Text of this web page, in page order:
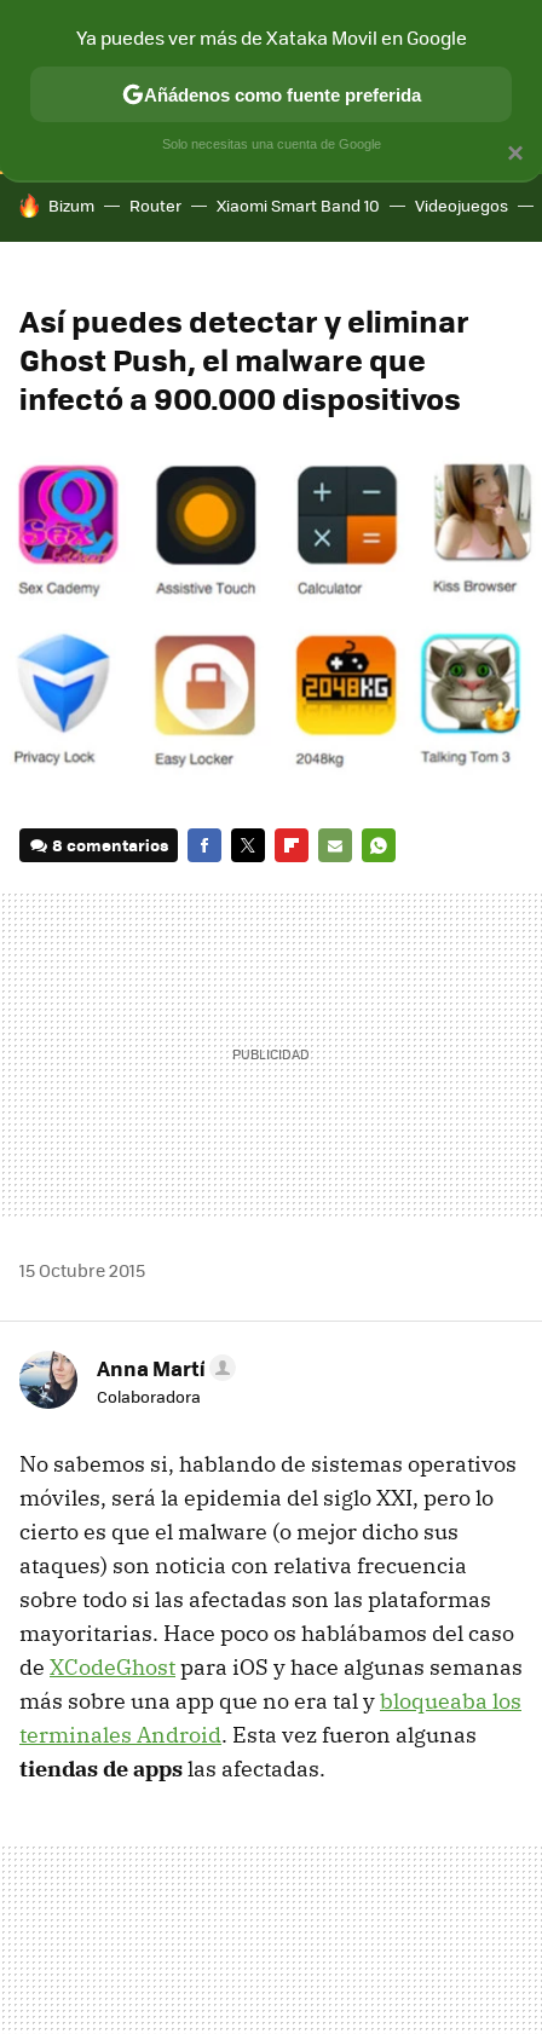
CONECTIVIDAD MÓVIL Y SOCIEDAD APLICACIONES
HOY SE HABLA DE
Bizum Router Xiaomi Smart Band 10 Videojuegos
Así puedes detectar y eliminar
Ghost Push, el malware que
infectó a 900.000 dispositivos
8 comentarios
MAIL
15 Octubre 2015
Anna Martí
Colaboradora
No sabemos si, hablando de sistemas operativos
móviles, será la epidemia del siglo XXI, pero lo
cierto es que el malware (o mejor dicho sus
ataques) son noticia con relativa frecuencia
sobre todo si las afectadas son las plataformas
mayoritarias. Hace poco os hablábamos del caso
de XCodeGhostpara iOS y hace algunas semanas
más sobre una app que no era tal ybloqueaba los
terminales Android. Esta vez fueron algunas
tiendas de appslas afectadas.
×
Ya puedes ver más de Xataka Movil en Google
Añádenos como fuente preferida
Solo necesitas una cuenta de Google